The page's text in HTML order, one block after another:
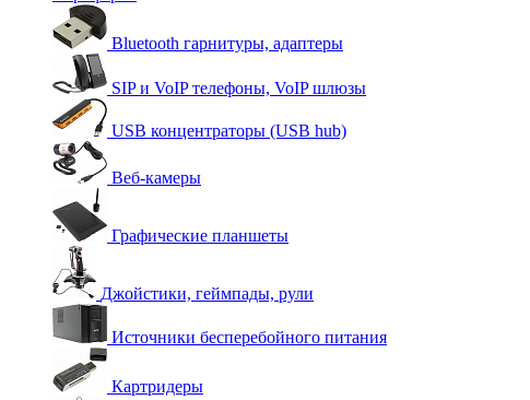
Bluetooth гарнитуры, адаптеры
SIP и VoIP телефоны, VoIP шлюзы
USB концентраторы (USB hub)
Веб-камеры
Графические планшеты
Джойстики, геймпады, рули
Источники бесперебойного питания
Картридеры